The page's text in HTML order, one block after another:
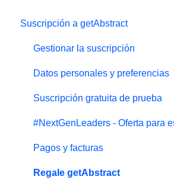
Suscripción a getAbstract
Gestionar la suscripción
Datos personales y preferencias
Suscripción gratuita de prueba
#NextGenLeaders - Oferta para
Pagos y facturas
Regale getAbstract